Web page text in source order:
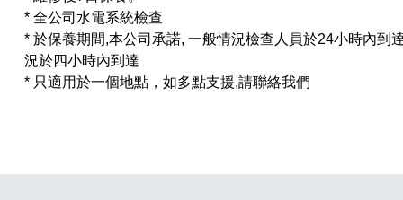
* 全公司水電系統檢查
* 於保養期間,本公司承諾, 一般情況檢查人員於24小時內到
況於四小時內到達
* 只適用於一個地點，如多點支援,請聯絡我們